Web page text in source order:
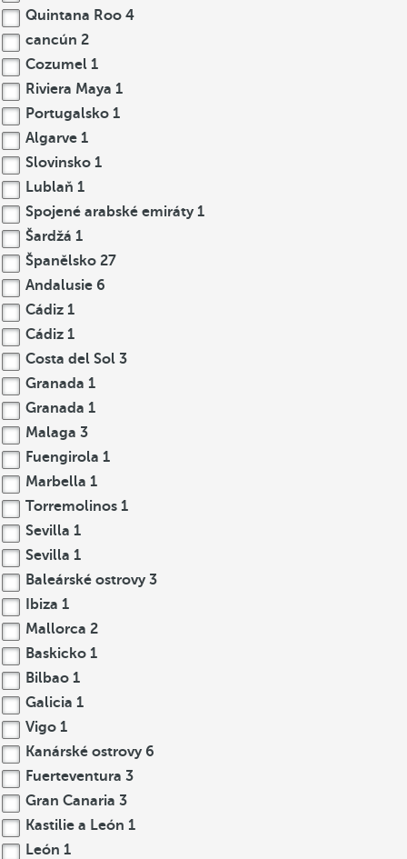
Quintana Roo 4
cancún 2
Cozumel 1
Riviera Maya 1
Portugalsko 1
Algarve 1
Slovinsko 1
Lublaň 1
Spojené arabské emiráty 1
Šardžá 1
Španělsko 27
Andalusie 6
Cádiz 1
Cádiz 1
Costa del Sol 3
Granada 1
Granada 1
Malaga 3
Fuengirola 1
Marbella 1
Torremolinos 1
Sevilla 1
Sevilla 1
Baleárské ostrovy 3
Ibiza 1
Mallorca 2
Baskicko 1
Bilbao 1
Galicia 1
Vigo 1
Kanárské ostrovy 6
Fuerteventura 3
Gran Canaria 3
Kastilie a León 1
León 1